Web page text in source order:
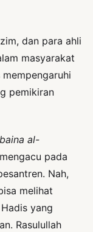
dan para ahli
masyarakat
pemikiran
al-
pada
Nah,
melihat
yang
Rasulullah